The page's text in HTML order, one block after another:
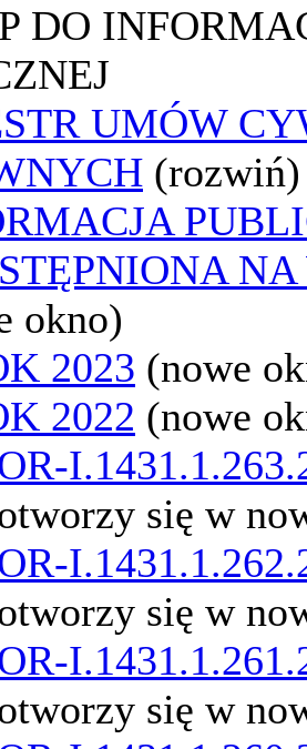
DO
UMÓW
(rozwiń)
okno)
2023 (nowe
2022 (nowe
się w
się w
się w